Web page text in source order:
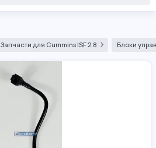
Запчасти для Cummins ISF 2.8 Блоки